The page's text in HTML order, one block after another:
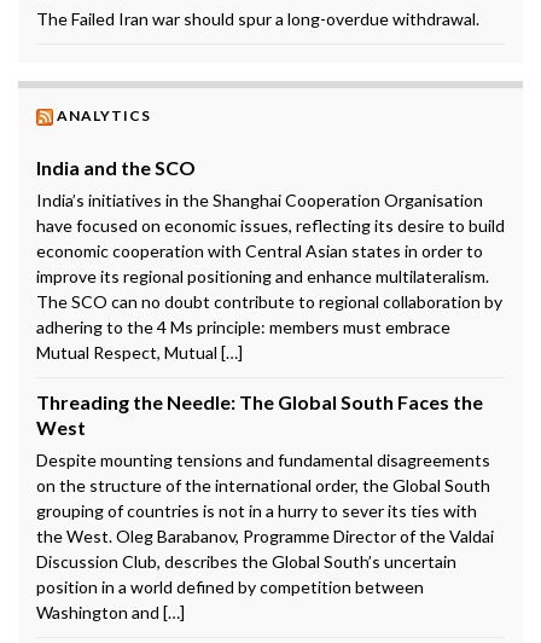
The Failed Iran war should spur a long-overdue withdrawal.
ANALYTICS
India and the SCO
India’s initiatives in the Shanghai Cooperation Organisation
have focused on economic issues, reflecting its desire to build
economic cooperation with Central Asian states in order to
improve its regional positioning and enhance multilateralism.
The SCO can no doubt contribute to regional collaboration by
adhering to the 4 Ms principle: members must embrace
Mutual Respect, Mutual […]
Threading the Needle: The Global South Faces the
West
Despite mounting tensions and fundamental disagreements
on the structure of the international order, the Global South
grouping of countries is not in a hurry to sever its ties with
the West. Oleg Barabanov, Programme Director of the Valdai
Discussion Club, describes the Global South’s uncertain
position in a world defined by competition between
Washington and […]